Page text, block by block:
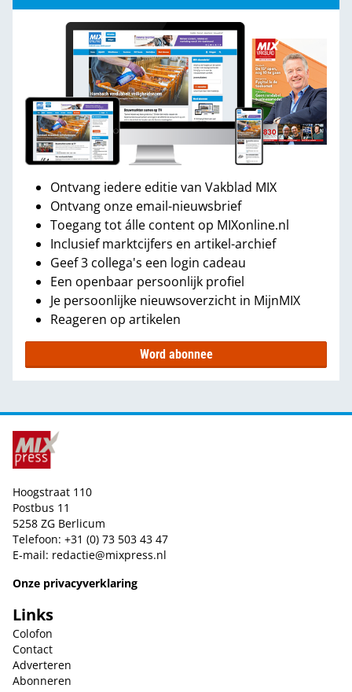
Ontvang iedere editie van Vakblad MIX
Ontvang onze email-nieuwsbrief
Toegang tot álle content op MIXonline.nl
Inclusief marktcijfers en artikel-archief
Geef 3 collega's een login cadeau
Een openbaar persoonlijk profiel
Je persoonlijke nieuwsoverzicht in MijnMIX
Reageren op artikelen
Word abonnee
Hoogstraat 110
Postbus 11
5258 ZG Berlicum
Telefoon: +31 (0) 73 503 43 47
E-mail: redactie@mixpress.nl
Onze privacyverklaring
Links
Colofon
Contact
Adverteren
Abonneren